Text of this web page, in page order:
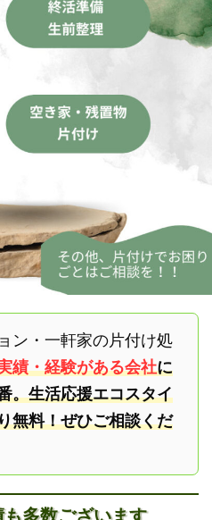
ン・一軒家の片付け処
績・経験がある会社に
。生活応援エコスタイ
無料！ぜひご相談くだ
多数ございます